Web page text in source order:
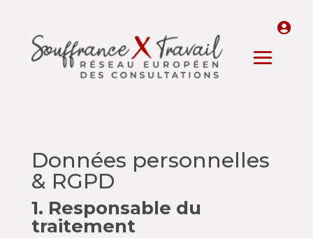
Données personnelles
& RGPD
1. Responsable du
traitement